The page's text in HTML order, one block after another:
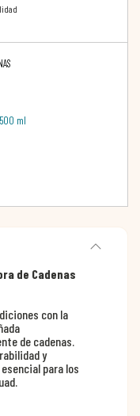
ml
de Cadenas
con la
de cadenas.
y
para los